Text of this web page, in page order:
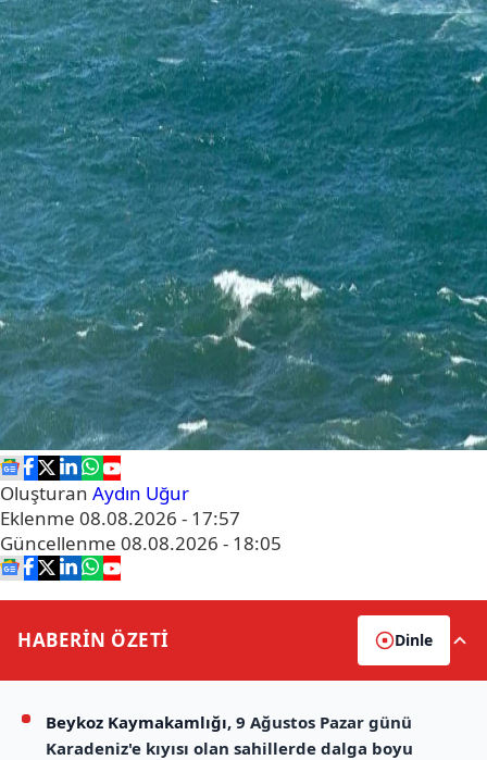
Oluşturan Aydın Uğur
Eklenme 08.08.2026 - 17:57
Güncellenme 08.08.2026 - 18:05
HABERİN ÖZETİ Dinle
Beykoz Kaymakamlığı, 9 Ağustos Pazar günü
Karadeniz'e kıyısı olan sahillerde dalga boyu